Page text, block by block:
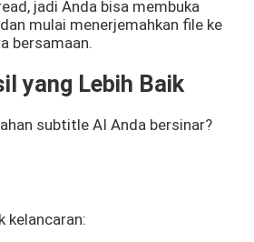
jadi Anda bisa membuka
mulai menerjemahkan file ke
bersamaan.
yang Lebih Baik
subtitle AI Anda bersinar?
kelancaran: